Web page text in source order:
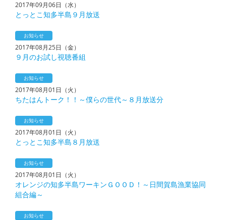
2017年09月06日（水）
とっとこ知多半島９月放送
お知らせ
2017年08月25日（金）
９月のお試し視聴番組
お知らせ
2017年08月01日（火）
ちたはんトーク！！～僕らの世代～８月放送分
お知らせ
2017年08月01日（火）
とっとこ知多半島８月放送
お知らせ
2017年08月01日（火）
オレンジの知多半島ワーキンＧＯＯＤ！～日間賀島漁業協同
組合編～
お知らせ